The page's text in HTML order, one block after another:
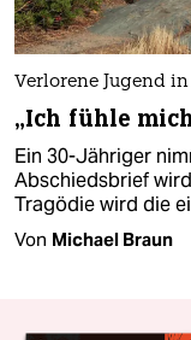
Verlorene Jugend
„Ich fühle
Ein 30-Jähriger
Abschiedsbrief
Tragödie wird die
Von Michael Braun